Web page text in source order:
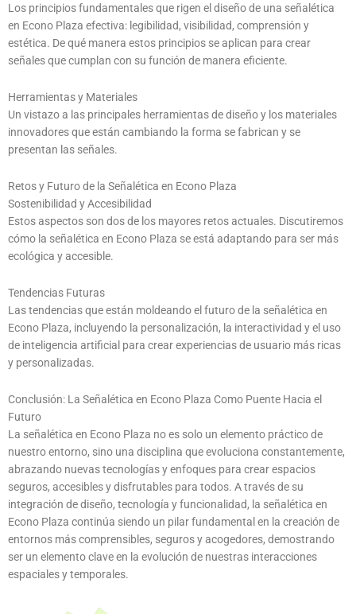
Los principios fundamentales que rigen el diseño de una señalética
en Econo Plaza efectiva: legibilidad, visibilidad, comprensión y
estética. De qué manera estos principios se aplican para crear
señales que cumplan con su función de manera eficiente.
Herramientas y Materiales
Un vistazo a las principales herramientas de diseño y los materiales
innovadores que están cambiando la forma se fabrican y se
presentan las señales.
Retos y Futuro de la Señalética en Econo Plaza
Sostenibilidad y Accesibilidad
Estos aspectos son dos de los mayores retos actuales. Discutiremos
cómo la señalética en Econo Plaza se está adaptando para ser más
ecológica y accesible.
Tendencias Futuras
Las tendencias que están moldeando el futuro de la señalética en
Econo Plaza, incluyendo la personalización, la interactividad y el uso
de inteligencia artificial para crear experiencias de usuario más ricas
y personalizadas.
Conclusión: La Señalética en Econo Plaza Como Puente Hacia el
Futuro
La señalética en Econo Plaza no es solo un elemento práctico de
nuestro entorno, sino una disciplina que evoluciona constantemente,
abrazando nuevas tecnologías y enfoques para crear espacios
seguros, accesibles y disfrutables para todos. A través de su
integración de diseño, tecnología y funcionalidad, la señalética en
Econo Plaza continúa siendo un pilar fundamental en la creación de
entornos más comprensibles, seguros y acogedores, demostrando
ser un elemento clave en la evolución de nuestras interacciones
espaciales y temporales.